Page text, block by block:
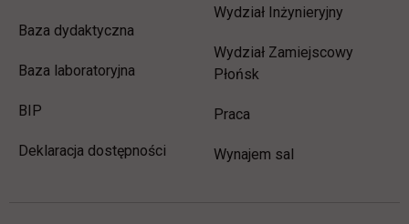
Baza dydaktyczna
Baza laboratoryjna
BIP link otwiera się w nowej karcie
Deklaracja dostępności
Wydział Inżynieryjny
Wydział Zamiejscowy
Płońsk
Praca
Wynajem sal